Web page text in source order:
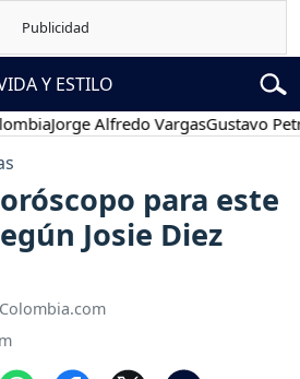
Y ESTILO
Jorge Alfredo VargasGustavo Petro
para este
Josie Diez